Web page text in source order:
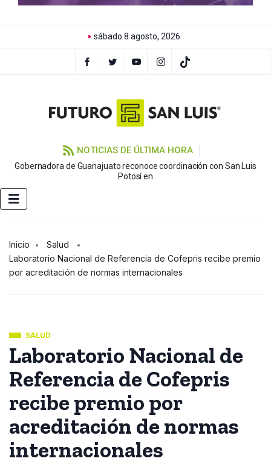
sábado 8 agosto, 2026
NOTICIAS DE ÚLTIMA HORA
Gobernadora de Guanajuato reconoce coordinación con San Luis
Potosí en
Inicio
Salud
Laboratorio Nacional de Referencia de Cofepris recibe premio
por acreditación de normas internacionales
SALUD
Laboratorio Nacional de
Referencia de Cofepris
recibe premio por
acreditación de normas
internacionales